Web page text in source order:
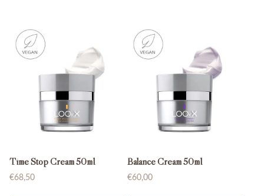
Time Stop Cream 50ml
€68,50
Balance Cream 50ml
€60,00